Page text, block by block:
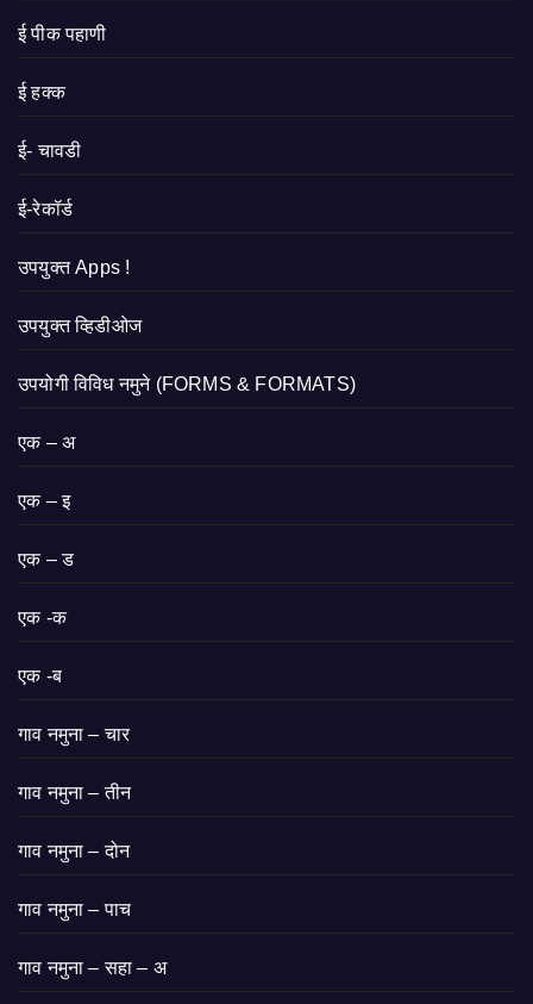
ई पीक पहाणी
ई हक्क
ई- चावडी
ई-रेकॉर्ड
उपयुक्त Apps !
उपयुक्त व्हिडीओज
उपयोगी विविध नमुने (FORMS & FORMATS)
एक – अ
एक – इ
एक – ड
एक -क
एक -ब
गाव नमुना – चार
गाव नमुना – तीन
गाव नमुना – दोन
गाव नमुना – पाच
गाव नमुना – सहा – अ